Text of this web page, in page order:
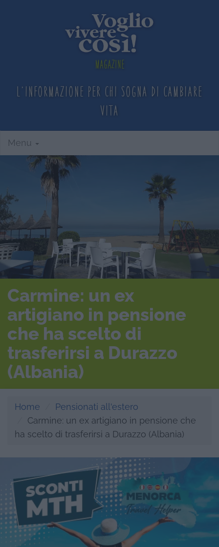
Magazine
L'informazione per chi sogna di cambiare
vita
Menu
Carmine: un ex
artigiano in pensione
che ha scelto di
trasferirsi a Durazzo
(Albania)
Home
Pensionati all'estero
Carmine: un ex artigiano in pensione che
ha scelto di trasferirsi a Durazzo (Albania)